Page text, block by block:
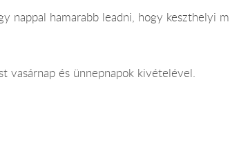
nappal hamarabb leadni, hogy keszthelyi
vasárnap és ünnepnapok kivételével.